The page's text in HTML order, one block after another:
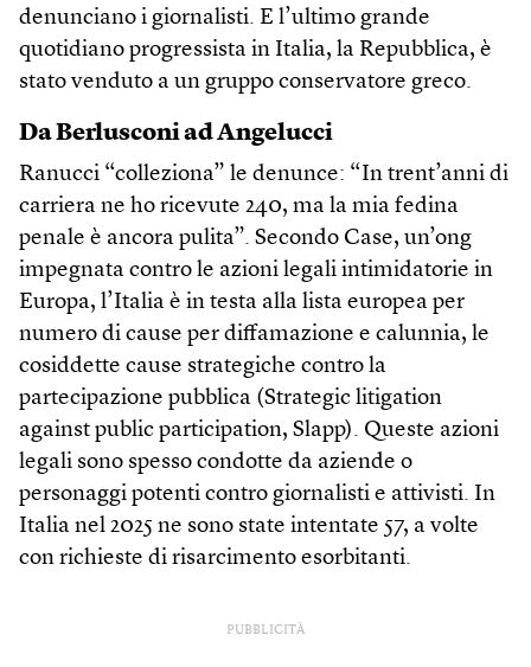
denunciano i giornalisti. E l’ultimo grande
quotidiano progressista in Italia, la Repubblica, è
stato venduto a un gruppo conservatore greco.
Da Berlusconi ad Angelucci
Ranucci “colleziona” le denunce: “In trent’anni di
carriera ne ho ricevute 240, ma la mia fedina
penale è ancora pulita”. Secondo Case, un’ong
impegnata contro le azioni legali intimidatorie in
Europa, l’Italia è in testa alla lista europea per
numero di cause per diffamazione e calunnia, le
cosiddette cause strategiche contro la
partecipazione pubblica (Strategic litigation
against public participation, Slapp). Queste azioni
legali sono spesso condotte da aziende o
personaggi potenti contro giornalisti e attivisti. In
Italia nel 2025 ne sono state intentate 57, a volte
con richieste di risarcimento esorbitanti.
PUBBLICITÀ